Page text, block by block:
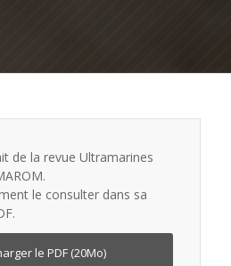
de la revue Ultramarines
le consulter dans sa
le PDF (20Mo)